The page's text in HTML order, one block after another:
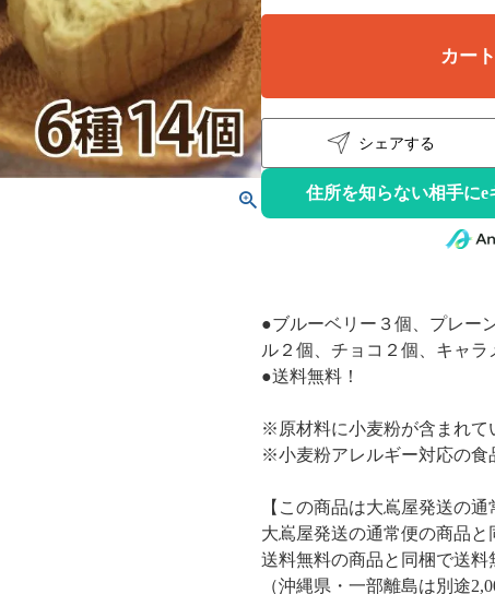
カー
住所を知らない相手にe
シェアする
●ブルーベリー３個、プレー
ル２個、チョコ２個、キャラ
●送料無料！
※原材料に小麦粉が含まれて
※小麦粉アレルギー対応の食
【この商品は大嶌屋発送の通
大嶌屋発送の通常便の商品と
送料無料の商品と同梱で送料
（沖縄県・一部離島は別途